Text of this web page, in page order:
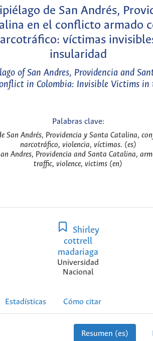
de San Andrés,
en el conflicto armado
víctimas
insularidad
of San Andres, Providencia and
in Colombia: Invisible Victims
Palabras clave:
San Andrés, Providencia y Santa Catalina,
narcotráfico, violencia, víctimas. (es)
Andres, Providencia and Santa Catalina,
traffic, violence, victims (en)
Shirley
cottrell
madariaga
Universidad
Nacional
Estadísticas Cómo citar
Resumen (es)